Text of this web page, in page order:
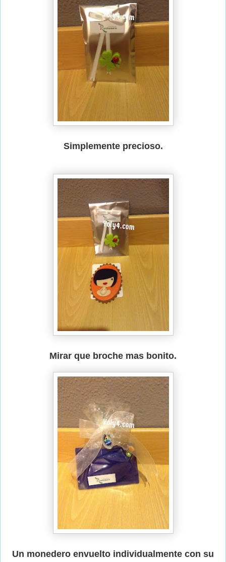
Simplemente precioso.
Mirar que broche mas bonito.
Un monedero envuelto individualmente con su